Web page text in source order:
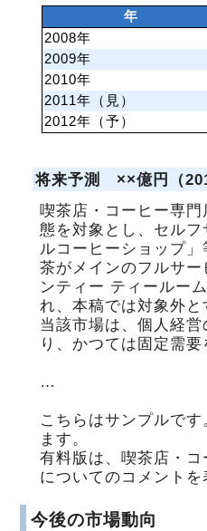
年
2008年
2009年
2010年
2011年（見）
2012年（予）
将来予測 ××億円（
喫茶店・コーヒー専
態を対象とし、セル
ルコーヒーショップ
茶がメインのフルサ
ンティー ティールー
れ、本稿では対象外と
当該市場は、個人経
り、かつては固定需要
…
こちらはサンプルで
ます。
有料版は、喫茶店・
についてのコメントを
今後の市場動向